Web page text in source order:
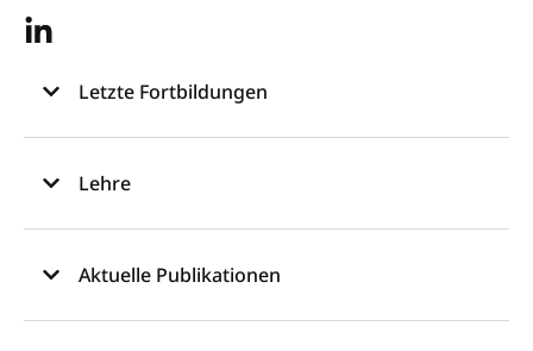
Letzte Fortbildungen
Lehre
Aktuelle Publikationen